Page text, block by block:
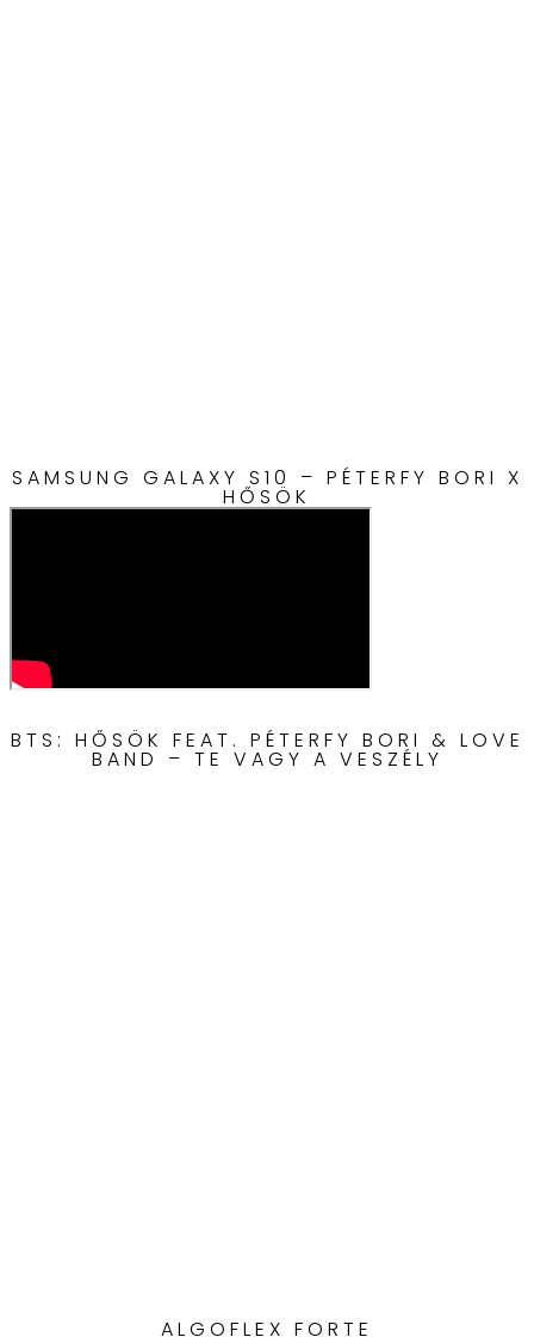
SAMSUNG GALAXY S10 – PÉTERFY BORI X
HŐSÖK
BTS: HŐSÖK FEAT. PÉTERFY BORI & LOVE
BAND – TE VAGY A VESZÉLY
ALGOFLEX FORTE